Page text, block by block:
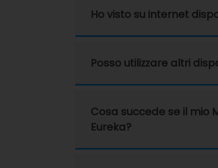
Ho visto su internet
Posso utilizzare altri
Cosa succede se il mio
Eureka?